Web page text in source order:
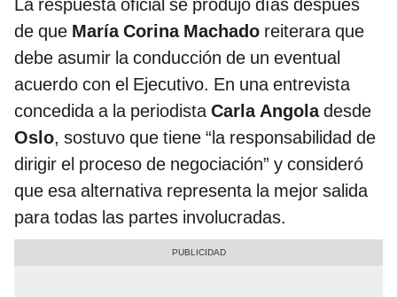
La respuesta oficial se produjo días después
de que María Corina Machado reiterara que
debe asumir la conducción de un eventual
acuerdo con el Ejecutivo. En una entrevista
concedida a la periodistaCarla Angoladesde
Oslo, sostuvo que tiene “la responsabilidad de
dirigir el proceso de negociación” y consideró
que esa alternativa representa la mejor salida
para todas las partes involucradas.